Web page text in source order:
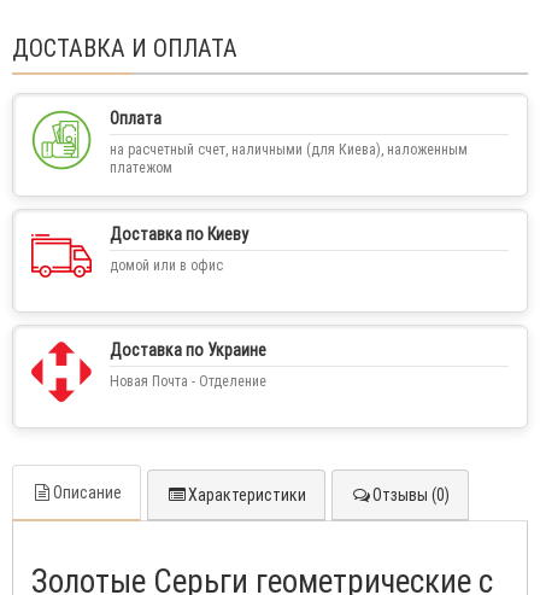
ДОСТАВКА И ОПЛАТА
Оплата
на расчетный счет, наличными (для Киева), наложенным
платежом
Доставка по Киеву
домой или в офис
Доставка по Украине
Новая Почта - Отделение
Описание Характеристики Отзывы (0)
Золотые Серьги геометрические с